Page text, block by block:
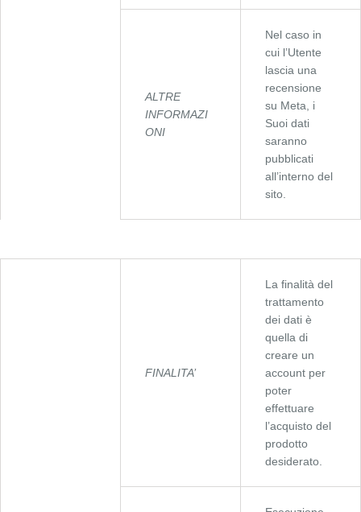
ALTRE
INFORMAZI
ONI
Nel caso in
cui l’Utente
lascia una
recensione
su Meta, i
Suoi dati
saranno
pubblicati
all’interno del
sito.
FINALITA’
La finalità del
trattamento
dei dati è
quella di
creare un
account per
poter
effettuare
l’acquisto del
prodotto
desiderato.